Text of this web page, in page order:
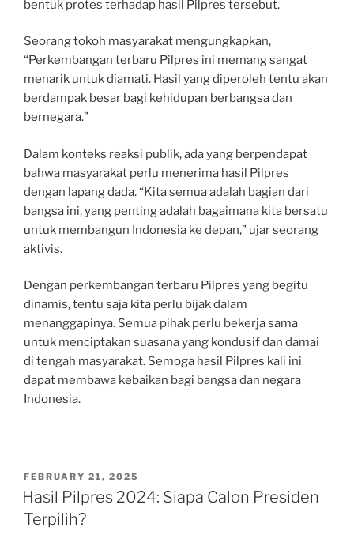
bentuk protes terhadap hasil Pilpres tersebut.
Seorang tokoh masyarakat mengungkapkan,
“Perkembangan terbaru Pilpres ini memang sangat
menarik untuk diamati. Hasil yang diperoleh tentu akan
berdampak besar bagi kehidupan berbangsa dan
bernegara.”
Dalam konteks reaksi publik, ada yang berpendapat
bahwa masyarakat perlu menerima hasil Pilpres
dengan lapang dada. “Kita semua adalah bagian dari
bangsa ini, yang penting adalah bagaimana kita bersatu
untuk membangun Indonesia ke depan,” ujar seorang
aktivis.
Dengan perkembangan terbaru Pilpres yang begitu
dinamis, tentu saja kita perlu bijak dalam
menanggapinya. Semua pihak perlu bekerja sama
untuk menciptakan suasana yang kondusif dan damai
di tengah masyarakat. Semoga hasil Pilpres kali ini
dapat membawa kebaikan bagi bangsa dan negara
Indonesia.
POSTED
ON
FEBRUARY 21, 2025
Hasil Pilpres 2024: Siapa Calon Presiden
Terpilih?